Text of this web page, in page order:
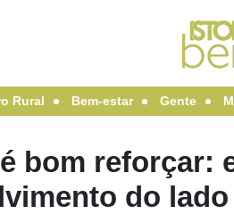
Rural Bem-estar Gente
bom reforçar:
do lado